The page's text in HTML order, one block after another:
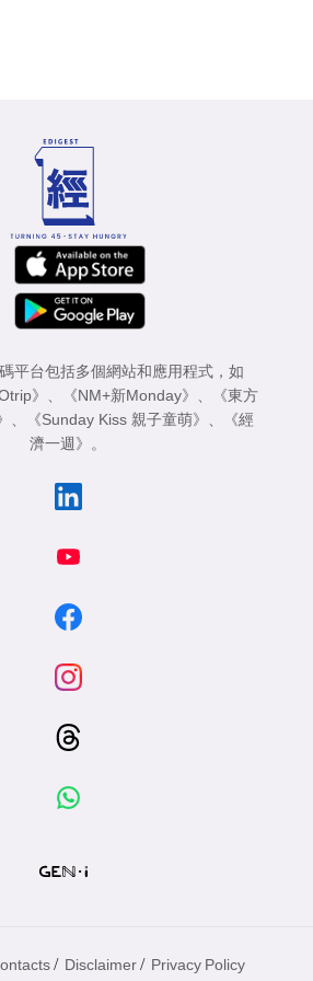
平台包括多個網站和應用程式，如
》 《NM+新Monday》
《東方
《Sunday Kiss 親子童萌》
《經
濟一週》
。
/ Disclaimer / Privacy Policy